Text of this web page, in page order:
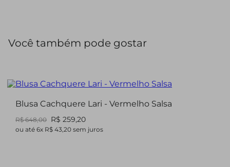
Você também pode gostar
Blusa Cachquere Lari - Vermelho Salsa
R$ 648,00 R$ 259,20
ou até 6x R$ 43,20 sem juros